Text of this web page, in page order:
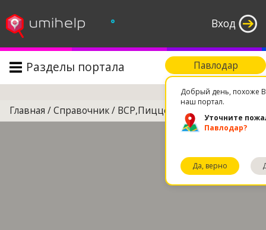
Вход
°
Павлодар
Добрый день, похоже
наш портал.
Уточните
Павлодар?
Да, верно
Разделы портала Поиск
Главная /Справочник/ BCP,Пиццерия,ТРЦ Batyr Mall